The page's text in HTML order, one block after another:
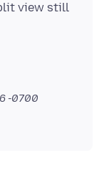
view still
-0700